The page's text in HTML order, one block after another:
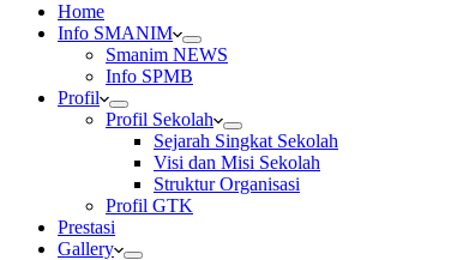
Home
Info SMANIM
Smanim NEWS
Info SPMB
Profil
Profil Sekolah
Sejarah Singkat Sekolah
Visi dan Misi Sekolah
Struktur Organisasi
Profil GTK
Prestasi
Gallery